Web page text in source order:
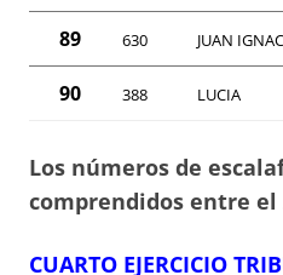
89 630 JUAN
90 388 LUCIA
Los números de
comprendidos entre el
CUARTO EJERCICIO